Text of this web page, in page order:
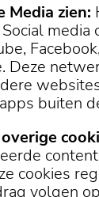
Media zien:
media
Deze
buiten
cookies
volgen